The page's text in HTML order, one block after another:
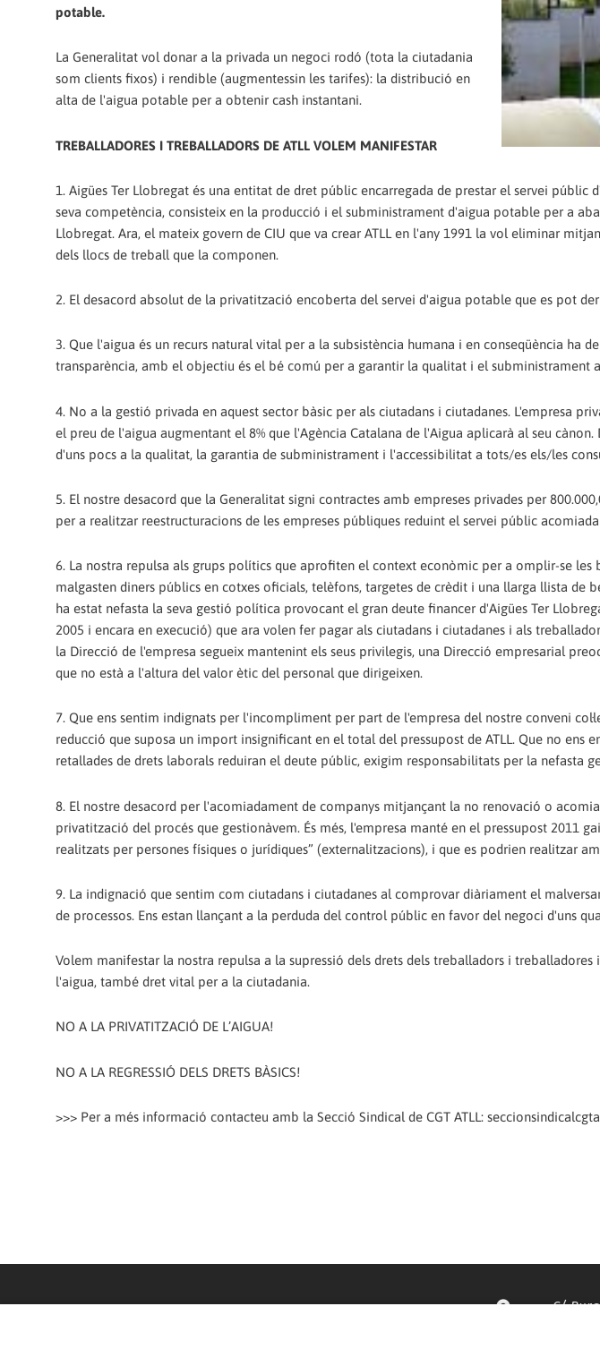
potable.
La Generalitat vol donar a la privada un negoci rodó (tota la ciutadania
som clients fixos) i rendible (augmentessin les tarifes): la distribució en
alta de l'aigua potable per a obtenir cash instantani.
TREBALLADORES I TREBALLADORS DE ATLL VOLEM MANIFESTAR
1. Aigües Ter Llobregat és una entitat de dret públic encarregada de prestar el servei públic
seva competència, consisteix en la producció i el subministrament d'aigua potable per a
Llobregat. Ara, el mateix govern de CIU que va crear ATLL en l'any 1991 la vol eliminar
dels llocs de treball que la componen.
2. El desacord absolut de la privatització encoberta del servei d'aigua potable que es pot
3. Que l'aigua és un recurs natural vital per a la subsistència humana i en conseqüència ha
transparència, amb el objectiu és el bé comú per a garantir la qualitat i el subministrament
4. No a la gestió privada en aquest sector bàsic per als ciutadans i ciutadanes. L'empresa
el preu de l'aigua augmentant el 8% que l'Agència Catalana de l'Aigua aplicarà al seu
d'uns pocs a la qualitat, la garantia de subministrament i l'accessibilitat a tots/es els/les
5. El nostre desacord que la Generalitat signi contractes amb empreses privades per
per a realitzar reestructuracions de les empreses públiques reduint el servei públic
6. La nostra repulsa als grups polítics que aprofiten el context econòmic per a omplir-se les
malgasten diners públics en cotxes oficials, telèfons, targetes de crèdit i una llarga llista de
ha estat nefasta la seva gestió política provocant el gran deute financer d'Aigües Ter
2005 i encara en execució) que ara volen fer pagar als ciutadans i ciutadanes i als
la Direcció de l'empresa segueix mantenint els seus privilegis, una Direcció empresarial
que no està a l'altura del valor ètic del personal que dirigeixen.
7. Que ens sentim indignats per l'incompliment per part de l'empresa del nostre conveni
reducció que suposa un import insignificant en el total del pressupost de ATLL. Que no ens
retallades de drets laborals reduiran el deute públic, exigim responsabilitats per la nefasta
8. El nostre desacord per l'acomiadament de companys mitjançant la no renovació o
privatització del procés que gestionàvem. És més, l'empresa manté en el pressupost 2011
realitzats per persones físiques o jurídiques” (externalitzacions), i que es podrien realitzar
9. La indignació que sentim com ciutadans i ciutadanes al comprovar diàriament el
de processos. Ens estan llançant a la perduda del control públic en favor del negoci d'uns
Volem manifestar la nostra repulsa a la supressió dels drets dels treballadors i
l'aigua, també dret vital per a la ciutadania.
NO A LA PRIVATITZACIÓ DE L’AIGUA!
NO A LA REGRESSIÓ DELS DRETS BÀSICS!
>>> Per a més informació contacteu amb la Secció Sindical de CGT ATLL:
C/